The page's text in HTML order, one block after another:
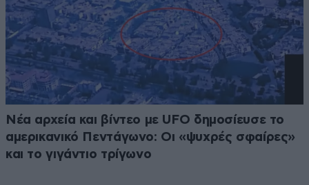
Νέα αρχεία και βίντεο με UFO δημοσίευσε το
αμερικανικό Πεντάγωνο: Οι «ψυχρές σφαίρες»
και το γιγάντιο τρίγωνο